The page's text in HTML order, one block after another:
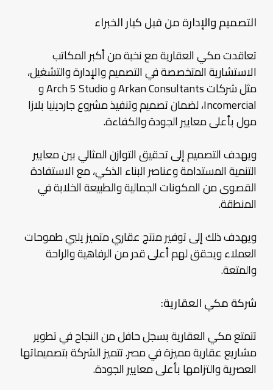
التصميم والإدارة من قبل كبار الخبراء
تعاقدت مكي العقارية مع نخبة من أكبر المكاتب
الاستشارية المتخصصة في التصميم والإدارة والتشغيل،
مثل شركات Arkan Consultants و Arch 5 Studio و
Incomercial، لضمان تصميم وتنفيذ مشروع جاردينيا بلازا
مول بأعلى معايير الجودة والكفاءة.
ويهدف التصميم إلى تحقيق التوازن المثالي بين معايير
التنمية المستدامة وعناصر البناء الذكي، مع الاستفادة
القصوى من المكونات الجمالية والطبيعة الخلابة في
المنطقة.
ويهدف ذلك إلى توفير منتج عقاري متميز يلبي طموحات
العملاء ويحقق لهم أعلى قدر من الرفاهية والراحة
والمتعة.
شركة مكي العقارية:
تتمتع مكي العقارية بسجل حافل من النجاح في تطوير
مشاريع عقارية مميزة في مصر. تتميز الشركة بتصميماتها
العصرية والتزامها بأعلى معايير الجودة.